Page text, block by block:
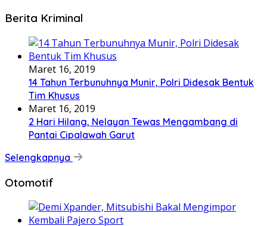
Berita Kriminal
Maret 16, 2019
14 Tahun Terbunuhnya Munir, Polri Didesak Bentuk
Tim Khusus
Maret 16, 2019
2 Hari Hilang, Nelayan Tewas Mengambang di
Pantai Cipalawah Garut
Selengkapnya
Otomotif